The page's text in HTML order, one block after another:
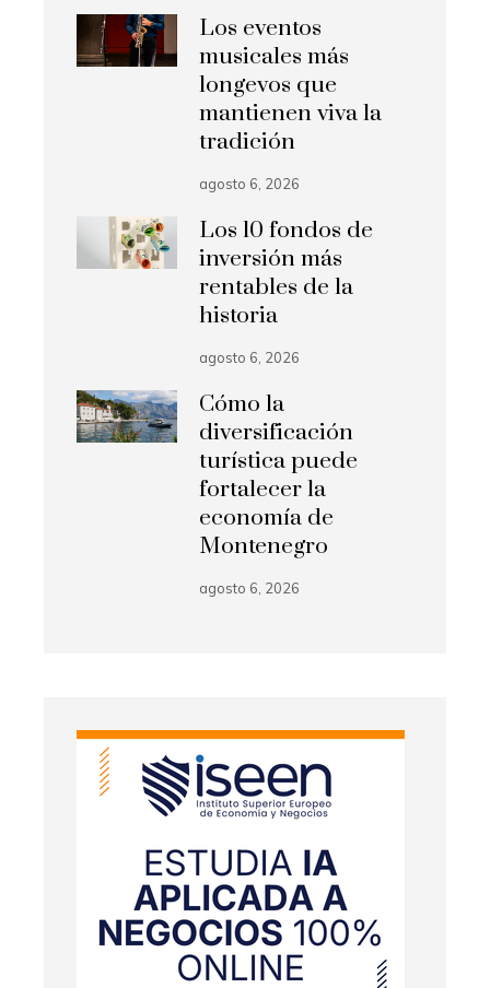
Los eventos
musicales más
longevos que
mantienen viva la
tradición
agosto 6, 2026
Los 10 fondos de
inversión más
rentables de la
historia
agosto 6, 2026
Cómo la
diversificación
turística puede
fortalecer la
economía de
Montenegro
agosto 6, 2026